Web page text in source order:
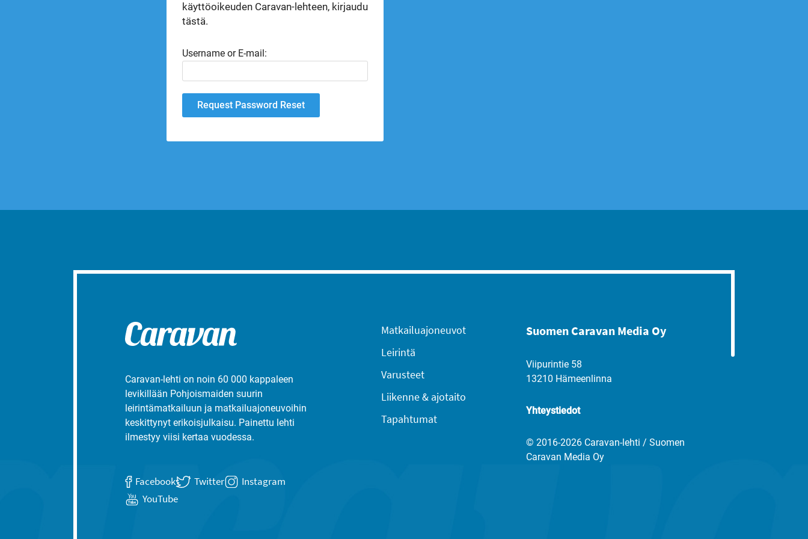
käyttöoikeuden Caravan-lehteen, kirjaudu
tästä.
Username or E-mail:
Caravan-lehti on noin 60 000 kappaleen
levikillään Pohjoismaiden suurin
leirintämatkailuun ja matkailuajoneuvoihin
keskittynyt erikoisjulkaisu. Painettu lehti
ilmestyy viisi kertaa vuodessa.
Facebook Twitter
Instagram
YouTube
Matkailuajoneuvot
Leirintä
Varusteet
Liikenne & ajotaito
Tapahtumat
Suomen Caravan Media Oy
Viipurintie 58
13210 Hämeenlinna
Yhteystiedot
© 2016-2026 Caravan-lehti / Suomen
Caravan Media Oy